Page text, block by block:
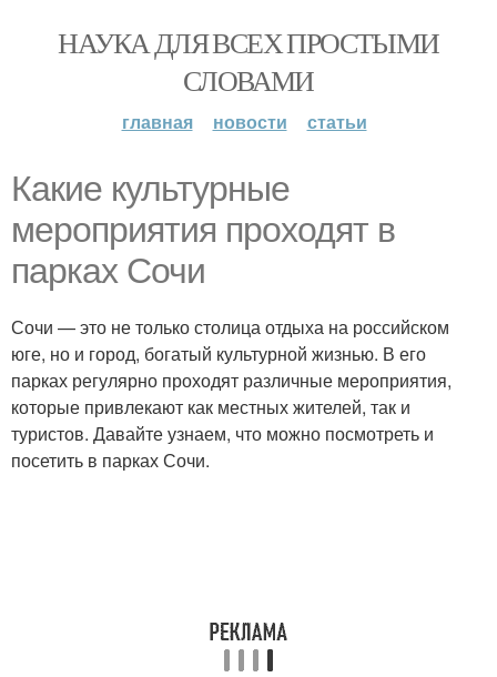
НАУКА ДЛЯ ВСЕХ ПРОСТЫМИ
СЛОВАМИ
главная новости статьи
Какие культурные
мероприятия проходят в
парках Сочи
Сочи — это не только столица отдыха на российском
юге, но и город, богатый культурной жизнью. В его
парках регулярно проходят различные мероприятия,
которые привлекают как местных жителей, так и
туристов. Давайте узнаем, что можно посмотреть и
посетить в парках Сочи.